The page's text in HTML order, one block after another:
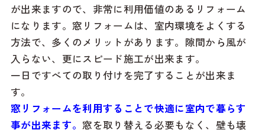
が出来ますので、非常に利用価値のあるリフォーム
になります。窓リフォームは、室内環境をよくする
方法で、多くのメリットがあります。隙間から風が
入らない、更にスピード施工が出来ます。
一日ですべての取り付けを完了することが出来ま
す。
窓リフォームを利用することで快適に室内で暮らす
事が出来ます。 窓を取り替える必要もなく、壁も壊